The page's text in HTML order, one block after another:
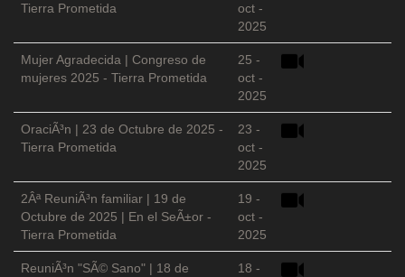
Tierra Prometida
oct -
2025
Mujer Agradecida | Congreso de
mujeres 2025 - Tierra Prometida
25 -
oct -
2025
OraciÃ³n | 23 de Octubre de 2025 -
Tierra Prometida
23 -
oct -
2025
2Âª ReuniÃ³n familiar | 19 de
Octubre de 2025 | En el SeÃ±or -
Tierra Prometida
19 -
oct -
2025
ReuniÃ³n "SÃ© Sano" | 18 de
18 -